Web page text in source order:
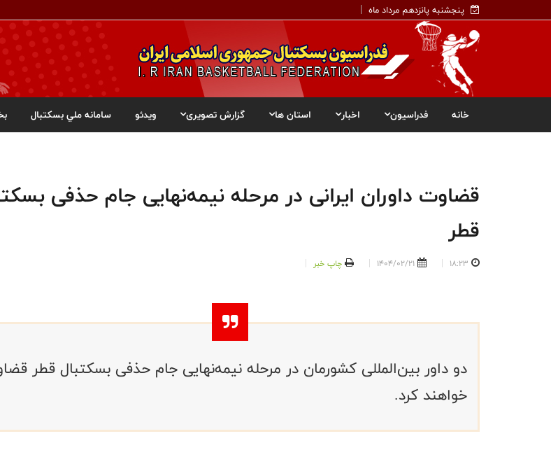
پنجشنبه پانزدهم مرداد ماه
خانه فدراسیون اخبار استان ها گزارش تصویری ویدئو سامانه ملي بسکتبال
قضاوت داوران ایرانی در مرحله نیمه‌نهایی جام حذفی
قطر
18:23
1404/02/21 چاپ خبر
دو داور بین‌المللی کشورمان در مرحله نیمه‌نهایی جام حذفی بسکتبال قطر
خواهند کرد.